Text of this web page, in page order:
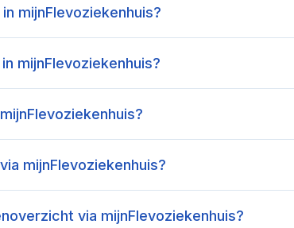
mijnFlevoziekenhuis?
mijnFlevoziekenhuis?
mijnFlevoziekenhuis?
via mijnFlevoziekenhuis?